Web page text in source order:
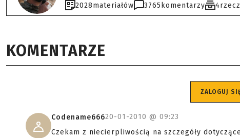
2028materiałów 3765 komentarzy 4
KOMENTARZE
ZALOGUJ
Codename66620-01-2010 @ 09:23
Czekam z niecierpliwością na szczegóły